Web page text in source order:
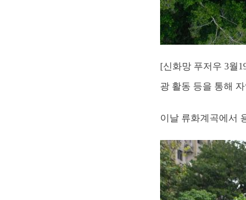
[신화망 푸저우 3월
광 활동 등을 통해
이날 류화계곡에서